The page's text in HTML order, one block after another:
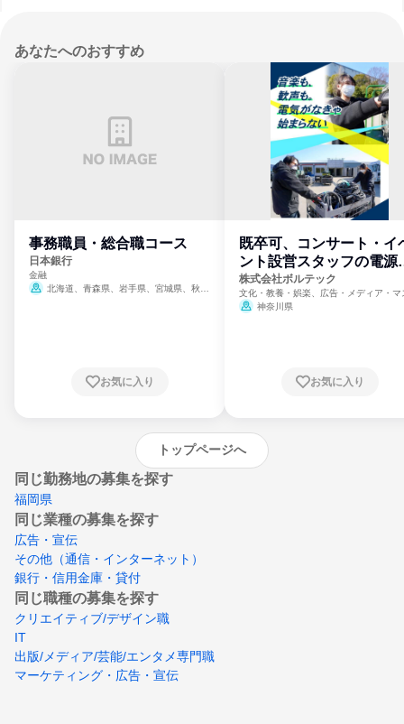
あなたへのおすすめ
事務職員・総合職コース
日本銀行
金融
北海道、青森県、岩手県、宮城県、秋田
崎県、熊本県、大分県、宮崎県、鹿児島県、
お気に入り
既卒可、コンサート・イ
ント設営スタッフの電源
門
株式会社ボルテック
文化・教養・娯楽、広告・メディア・マ
ミ、電力・ガス・水道・エネルギー
神奈川県
お気に入り
トップページへ
同じ勤務地の募集を探す
福岡県
同じ業種の募集を探す
広告・宣伝
その他（通信・インターネット）
銀行・信用金庫・貸付
同じ職種の募集を探す
クリエイティブ/デザイン職
IT
出版/メディア/芸能/エンタメ専門職
マーケティング・広告・宣伝